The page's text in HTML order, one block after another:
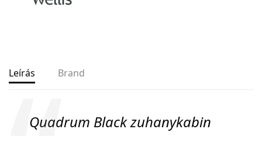
Leírás Brand
Quadrum Black zuhanykabin